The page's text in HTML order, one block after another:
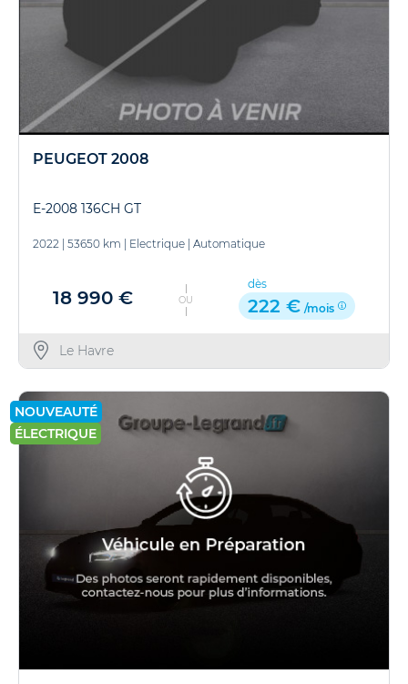
PEUGEOT 2008
E-2008 136CH GT
2022 53650 km Electrique Automatique
18 990 € OU
dès
222 € /mois
Le Havre
NOUVEAUTÉ
ÉLECTRIQUE